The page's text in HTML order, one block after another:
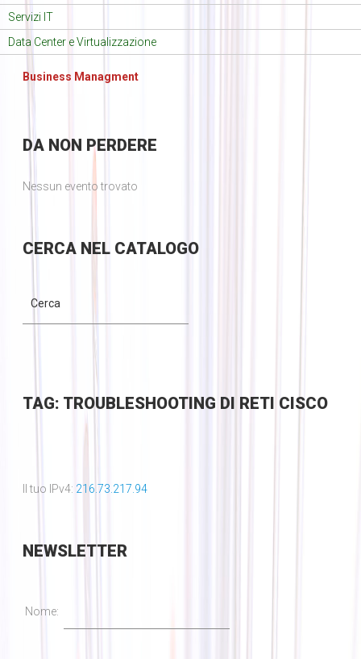
Servizi IT
Data Center e Virtualizzazione
Business Managment
DANON PERDERE
Nessun evento trovato
CERCANEL CATALOGO
TAG: TROUBLESHOOTING DI RETI CISCO
Il tuo IPv4: 216.73.217.94
NEWSLETTER
Nome: